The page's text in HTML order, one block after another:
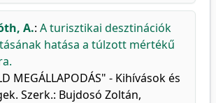
A.: A turisztikai desztinációk
hatása a túlzott mértékű
MEGÁLLAPODÁS" - Kihívások és
Szerk.: Bujdosó Zoltán,